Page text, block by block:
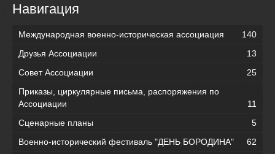
Навигация
Международная военно-историческая ассоциация
140
Друзья Ассоциации
13
Совет Ассоциации
25
Приказы, циркулярные письма, распоряжения по
Ассоциации
11
Сценарные планы
5
Военно-исторический фестиваль "ДЕНЬ БОРОДИНА"
62